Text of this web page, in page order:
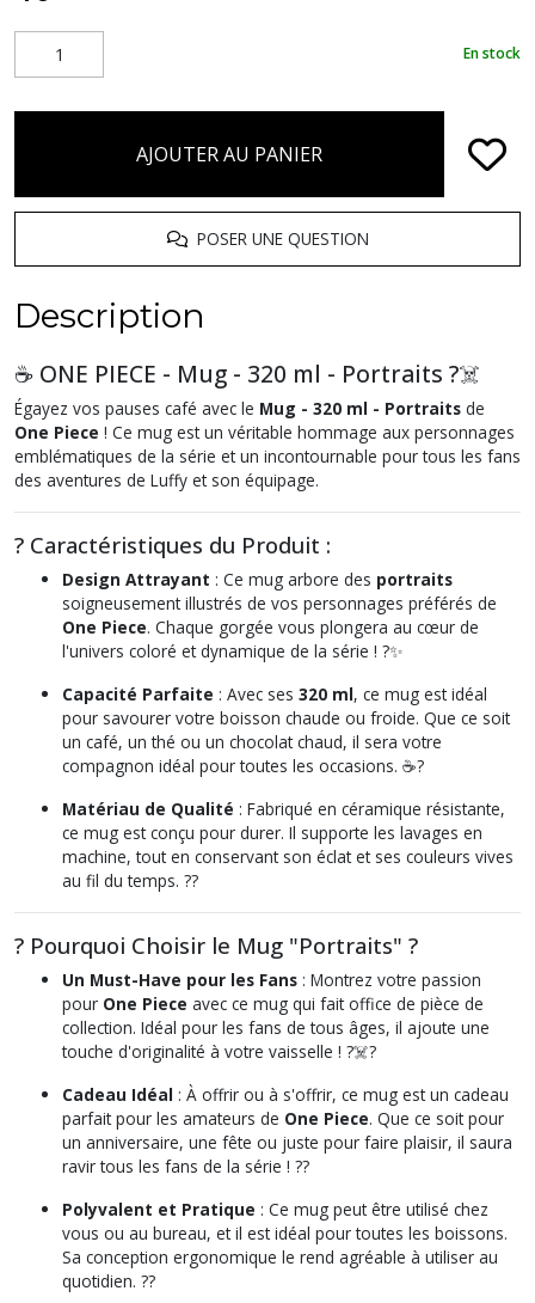
En stock
AJOUTER AU PANIER
POSER UNE QUESTION
Description
☕ ONE PIECE - Mug - 320 ml - Portraits ?‍☠️
Égayez vos pauses café avec le Mug - 320 ml - Portraits de
One Piece ! Ce mug est un véritable hommage aux personnages
emblématiques de la série et un incontournable pour tous les fans
des aventures de Luffy et son équipage.
? Caractéristiques du Produit :
Design Attrayant : Ce mug arbore des portraits
soigneusement illustrés de vos personnages préférés de
One Piece. Chaque gorgée vous plongera au cœur de
l'univers coloré et dynamique de la série ! ?✨
Capacité Parfaite : Avec ses 320 ml, ce mug est idéal
pour savourer votre boisson chaude ou froide. Que ce soit
un café, un thé ou un chocolat chaud, il sera votre
compagnon idéal pour toutes les occasions. ☕?
Matériau de Qualité : Fabriqué en céramique résistante,
ce mug est conçu pour durer. Il supporte les lavages en
machine, tout en conservant son éclat et ses couleurs vives
au fil du temps. ??
? Pourquoi Choisir le Mug "Portraits" ?
Un Must-Have pour les Fans : Montrez votre passion
pour One Piece avec ce mug qui fait office de pièce de
collection. Idéal pour les fans de tous âges, il ajoute une
touche d'originalité à votre vaisselle ! ?‍☠️?
Cadeau Idéal : À offrir ou à s'offrir, ce mug est un cadeau
parfait pour les amateurs de One Piece. Que ce soit pour
un anniversaire, une fête ou juste pour faire plaisir, il saura
ravir tous les fans de la série ! ??
Polyvalent et Pratique : Ce mug peut être utilisé chez
vous ou au bureau, et il est idéal pour toutes les boissons.
Sa conception ergonomique le rend agréable à utiliser au
quotidien. ??